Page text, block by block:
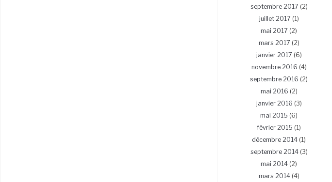
septembre 2017 (2)
juillet 2017 (1)
mai 2017 (2)
mars 2017 (2)
janvier 2017 (6)
novembre 2016 (4)
septembre 2016 (2)
mai 2016 (2)
janvier 2016 (3)
mai 2015 (6)
février 2015 (1)
décembre 2014 (1)
septembre 2014(3)
mai 2014 (2)
mars 2014(4)